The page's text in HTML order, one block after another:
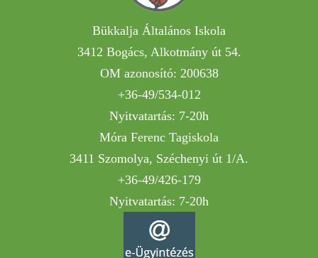
Bükkalja Általános Iskola
3412 Bogács, Alkotmány út 54.
OM azonosító: 200638
+36-49/534-012
Nyitvatartás: 7-20h
Móra Ferenc Tagiskola
3411 Szomolya, Széchenyi út 1/A.
+36-49/426-179
Nyitvatartás: 7-20h